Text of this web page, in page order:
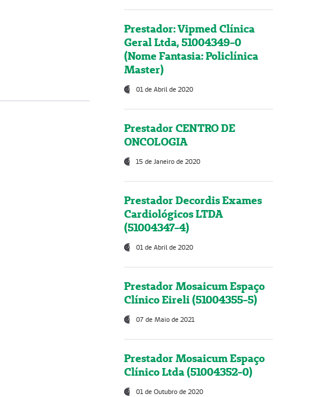
Prestador: Vipmed Clínica
Geral Ltda, 51004349-0
(Nome Fantasia: Policlínica
Master)
01 de Abril de 2020
Prestador CENTRO DE
ONCOLOGIA
15 de Janeiro de 2020
Prestador Decordis Exames
Cardiológicos LTDA
(51004347-4)
01 de Abril de 2020
Prestador Mosaicum Espaço
Clínico Eireli (51004355-5)
07 de Maio de 2021
Prestador Mosaicum Espaço
Clínico Ltda (51004352-0)
01 de Outubro de 2020